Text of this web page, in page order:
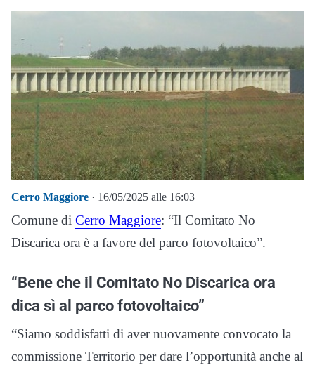
Cerro Maggiore · 16/05/2025 alle 16:03
Comune di Cerro Maggiore: “Il Comitato No
Discarica ora è a favore del parco fotovoltaico”.
“Bene che il Comitato No Discarica ora
dica sì al parco fotovoltaico”
“Siamo soddisfatti di aver nuovamente convocato la
commissione Territorio per dare l’opportunità anche al